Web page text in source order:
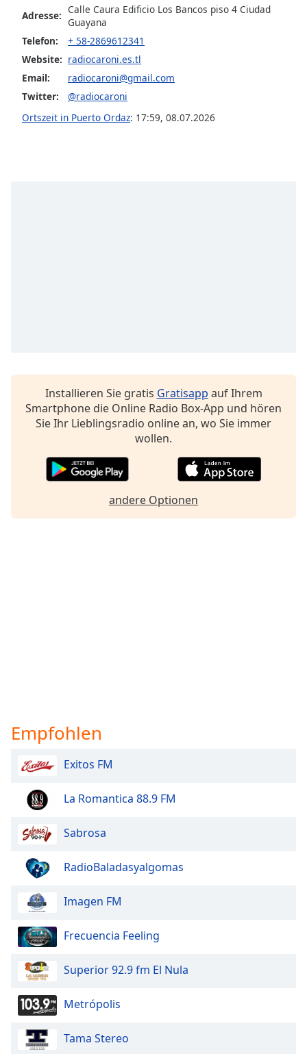
Opacity
Caption
Area
Background
Color
Adresse: Calle Caura Edificio Los Bancos piso 4 Ciudad
Guayana
Telefon:
+ 58-2869612341
Website: radiocaroni.es.tl
Email:
radiocaroni@gmail.com
Twitter:
@radiocaroni
Ortszeit in Puerto Ordaz: 17:59, 08.07.2026
Installieren Sie gratis Gratisapp auf Ihrem
Smartphone die Online Radio Box-App und hören
Sie Ihr Lieblingsradio online an, wo Sie immer
wollen.
andere Optionen
Empfohlen
Exitos FM
La Romantica 88.9 FM
Sabrosa
RadioBaladasyalgomas
Imagen FM
Frecuencia Feeling
Superior 92.9 fm El Nula
Metrópolis
Tama Stereo